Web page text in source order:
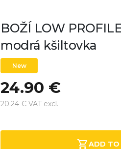
BOŽÍ LOW
modrá kšiltovka
New
24.90 €
20.24 € VAT excl.
ADD TO